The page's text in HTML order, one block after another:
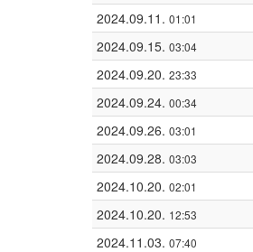
2024.09.11. 01:01
2024.09.15. 03:04
2024.09.20. 23:33
2024.09.24. 00:34
2024.09.26. 03:01
2024.09.28. 03:03
2024.10.20. 02:01
2024.10.20. 12:53
2024.11.03. 07:40